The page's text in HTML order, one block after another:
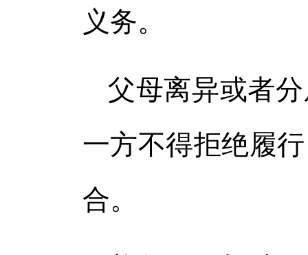
义务。
父母离异或者
一方不得拒绝履
合。